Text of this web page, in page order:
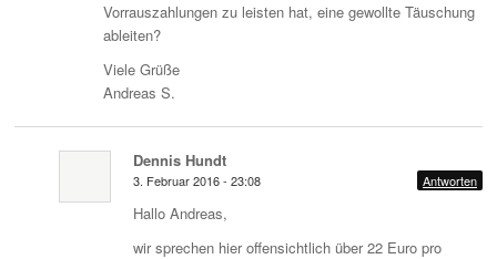
Vorrauszahlungen zu leisten hat, eine gewollte Täuschung
ableiten?
Viele Grüße
Andreas S.
Dennis Hundt
3. Februar 2016 - 23:08 Antworten
Hallo Andreas,
wir sprechen hier offensichtlich über 22 Euro pro